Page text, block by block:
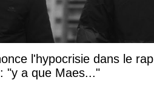
l'hypocrisie dans le rap
"y a que Maes..."